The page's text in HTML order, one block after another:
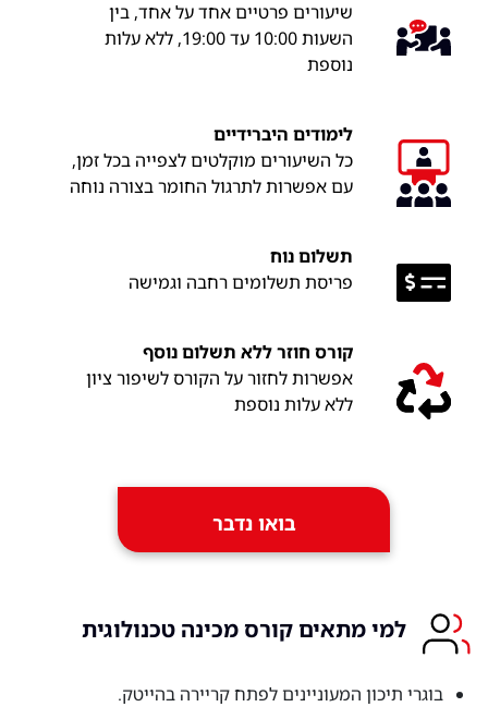
שיעורים פרטיים אחד על אחד, בין
השעות 10:00 עד 19:00, ללא עלות
נוספת
לימודים היברידיים
כל השיעורים מוקלטים לצפייה בכל זמן,
עם אפשרות לתרגול החומר בצורה נוחה
תשלום נוח
פריסת תשלומים רחבה וגמישה
קורס חוזר ללא תשלום נוסף
אפשרות לחזור על הקורס לשיפור ציון
ללא עלות נוספת
בואו נדבר
למי מתאים קורס מכינה טכנולוגית
בוגרי תיכון המעוניינים לפתח קריירה בהייטק.